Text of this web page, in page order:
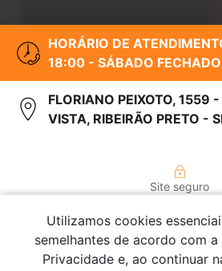
HORÁRIO DE
18:00 - SÁBADO FECHADO
FLORIANO PEIXOTO, 1559
VISTA, RIBEIRÃO PRETO -
Site seguro
© 2026 - Garcia Lima Imóveis -
reservados
Utilizamos cookies
semelhantes de acordo com
Privacidade e, ao continuar